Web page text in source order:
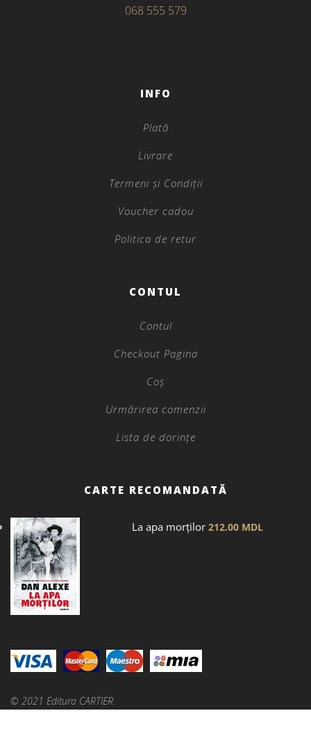
068 555 579
INFO
Plată
Livrare
Termeni și Condiții
Voucher cadou
Politica de retur
CONTUL
Contul
Checkout Pagina
Coș
Urmărirea comenzii
Lista de dorințe
CARTE RECOMANDATĂ
La apa morților 212.00 MDL
© 2021 Editura CARTIER.